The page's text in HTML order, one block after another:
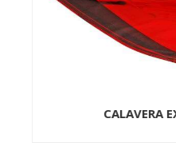
CALAVERA